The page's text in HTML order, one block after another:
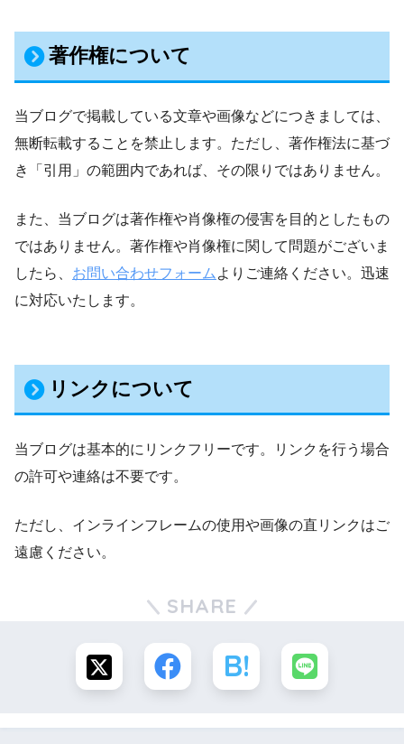
著作権について
当ブログで掲載している文章や画像などにつきましては、
無断転載することを禁止します。ただし、著作権法に基づ
き「引用」の範囲内であれば、その限りではありません。
また、当ブログは著作権や肖像権の侵害を目的としたもの
ではありません。著作権や肖像権に関して問題がございま
したら、 お問い合わせフォーム よりご連絡ください。迅速
に対応いたします。
リンクについて
当ブログは基本的にリンクフリーです。リンクを行う場合
の許可や連絡は不要です。
ただし、インラインフレームの使用や画像の直リンクはご
遠慮ください。
SHARE